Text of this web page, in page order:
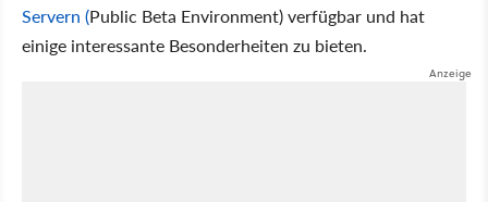
Servern (Public Beta Environment) verfügbar und hat
einige interessante Besonderheiten zu bieten.